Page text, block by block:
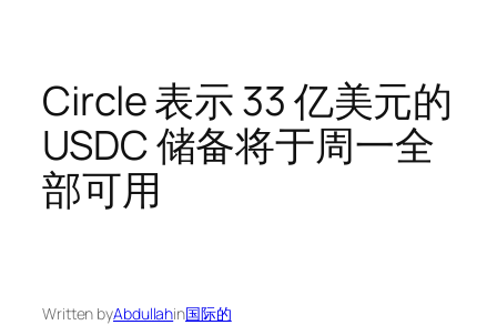
Circle 表示 33 亿美元的
USDC 储备将于周一全
部可用
Written byAbdullahin国际的